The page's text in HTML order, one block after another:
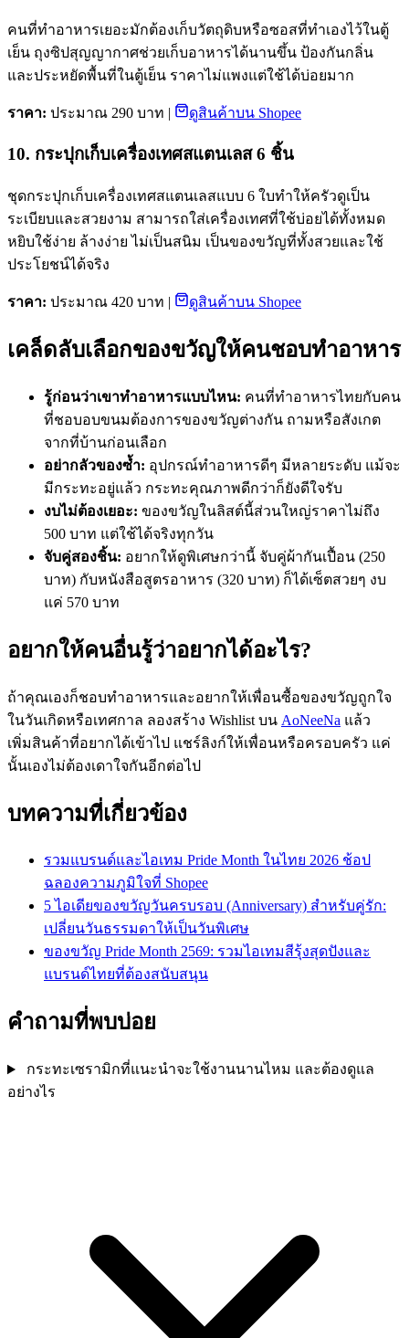
คนที่ทำอาหารเยอะมักต้องเก็บวัตถุดิบหรือซอสที่ทำเองไว้ในตู้
เย็น ถุงซิปสุญญากาศช่วยเก็บอาหารได้นานขึ้น ป้องกันกลิ่น
และประหยัดพื้นที่ในตู้เย็น ราคาไม่แพงแต่ใช้ได้บ่อยมาก
ราคา: ประมาณ 290 บาท | ดูสินค้าบน Shopee
10. กระปุกเก็บเครื่องเทศสแตนเลส 6 ชิ้น
ชุดกระปุกเก็บเครื่องเทศสแตนเลสแบบ 6 ใบทำให้ครัวดูเป็น
ระเบียบและสวยงาม สามารถใส่เครื่องเทศที่ใช้บ่อยได้ทั้งหมด
หยิบใช้ง่าย ล้างง่าย ไม่เป็นสนิม เป็นของขวัญที่ทั้งสวยและใช้
ประโยชน์ได้จริง
ราคา: ประมาณ 420 บาท | ดูสินค้าบน Shopee
เคล็ดลับเลือกของขวัญให้คนชอบทำอาหาร
รู้ก่อนว่าเขาทำอาหารแบบไหน: คนที่ทำอาหารไทยกับคน
ที่ชอบอบขนมต้องการของขวัญต่างกัน ถามหรือสังเกต
จากที่บ้านก่อนเลือก
อย่ากลัวของซ้ำ: อุปกรณ์ทำอาหารดีๆ มีหลายระดับ แม้จะ
มีกระทะอยู่แล้ว กระทะคุณภาพดีกว่าก็ยังดีใจรับ
งบไม่ต้องเยอะ: ของขวัญในลิสต์นี้ส่วนใหญ่ราคาไม่ถึง
500 บาท แต่ใช้ได้จริงทุกวัน
จับคู่สองชิ้น: อยากให้ดูพิเศษกว่านี้ จับคู่ผ้ากันเปื้อน (250
บาท) กับหนังสือสูตรอาหาร (320 บาท) ก็ได้เซ็ตสวยๆ งบ
แค่ 570 บาท
อยากให้คนอื่นรู้ว่าอยากได้อะไร?
ถ้าคุณเองก็ชอบทำอาหารและอยากให้เพื่อนซื้อของขวัญถูกใจ
ในวันเกิดหรือเทศกาล ลองสร้าง Wishlist บน AoNeeNa แล้ว
เพิ่มสินค้าที่อยากได้เข้าไป แชร์ลิงก์ให้เพื่อนหรือครอบครัว แค่
นั้นเองไม่ต้องเดาใจกันอีกต่อไป
บทความที่เกี่ยวข้อง
รวมแบรนด์และไอเทม Pride Month ในไทย 2026 ช้อป
ฉลองความภูมิใจที่ Shopee
5 ไอเดียของขวัญวันครบรอบ (Anniversary) สำหรับคู่รัก:
เปลี่ยนวันธรรมดาให้เป็นวันพิเศษ
ของขวัญ Pride Month 2569: รวมไอเทมสีรุ้งสุดปังและ
แบรนด์ไทยที่ต้องสนับสนุน
คำถามที่พบบ่อย
กระทะเซรามิกที่แนะนำจะใช้งานนานไหม และต้องดูแล
อย่างไร